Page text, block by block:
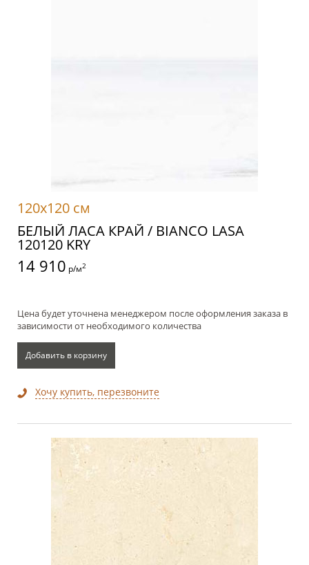
120x120 см
БЕЛЫЙ ЛАСА КРАЙ / BIANCO LASA
120120 KRY
14 910 р/м2
Цена будет уточнена менеджером после оформления заказа в
зависимости от необходимого количества
Добавить в корзину
Хочу купить, перезвоните